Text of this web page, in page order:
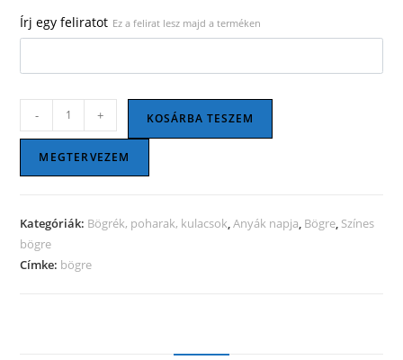
Írj egy feliratot Ez a felirat lesz majd a terméken
Mágikus
bögre
Fényes
mennyiség
- + KOSÁRBA TESZEM
MEGTERVEZEM
Kategóriák: Bögrék, poharak, kulacsok,Anyák napja, Bögre, Színes
bögre
Címke: bögre